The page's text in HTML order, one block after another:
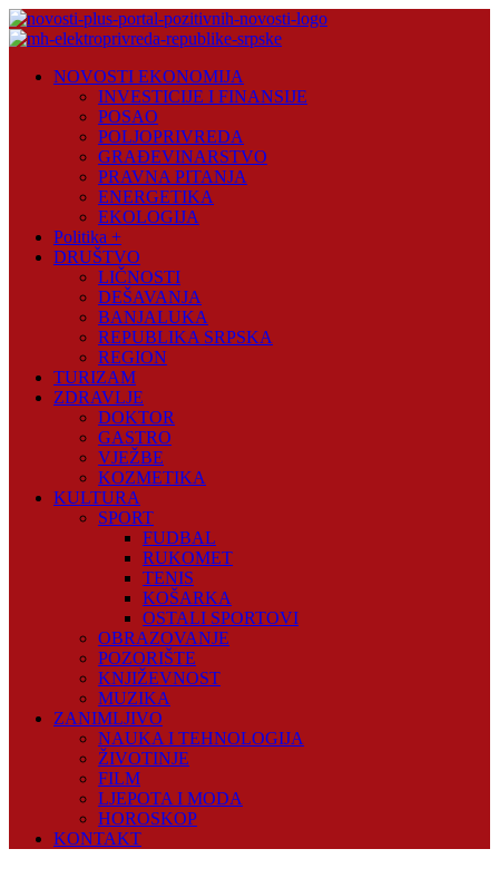
Skip
to
Plus
NOVOSTI EKONOMIJA
INVESTICIJE I FINANSIJE
POSAO
POLJOPRIVREDA
GRAĐEVINARSTVO
PRAVNA PITANJA
ENERGETIKA
EKOLOGIJA
Politika +
DRUŠTVO
LIČNOSTI
DEŠAVANJA
BANJALUKA
REPUBLIKA SRPSKA
REGION
TURIZAM
ZDRAVLJE
DOKTOR
GASTRO
VJEŽBE
KOZMETIKA
KULTURA
SPORT
FUDBAL
RUKOMET
TENIS
KOŠARKA
OSTALI SPORTOVI
OBRAZOVANJE
POZORIŠTE
KNJIŽEVNOST
MUZIKA
ZANIMLJIVO
NAUKA I TEHNOLOGIJA
ŽIVOTINJE
FILM
LJEPOTA I MODA
HOROSKOP
KONTAKT